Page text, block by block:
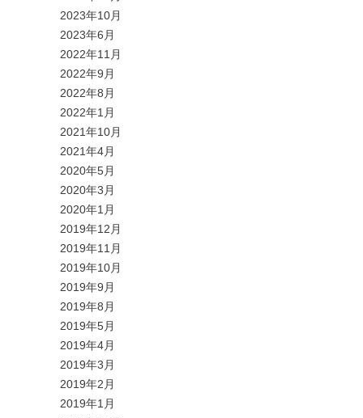
2023年10月
2023年6月
2022年11月
2022年9月
2022年8月
2022年1月
2021年10月
2021年4月
2020年5月
2020年3月
2020年1月
2019年12月
2019年11月
2019年10月
2019年9月
2019年8月
2019年5月
2019年4月
2019年3月
2019年2月
2019年1月